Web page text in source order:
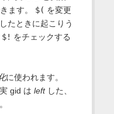
ます。 $( を変更
たときに起こりう
$! をチェックする
に使われます。
gid は leftした、